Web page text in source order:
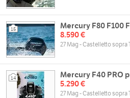
15
Mercury F80 F100
8.590 €
27 Mag - Castelletto sopra
14
Mercury F40 PRO
5.290 €
27 Mag - Castelletto sopra